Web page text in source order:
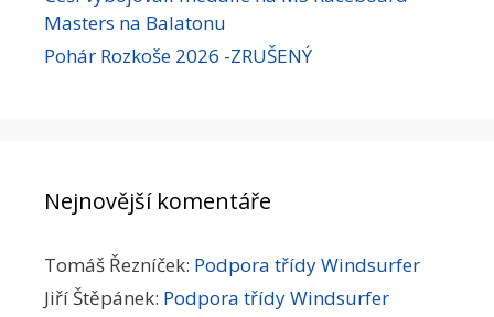
Masters na Balatonu
Pohár Rozkoše 2026 -ZRUŠENÝ
Nejnovější komentáře
Tomáš Řezníček: Podpora třídy Windsurfer
Jiří Štěpánek: Podpora třídy Windsurfer